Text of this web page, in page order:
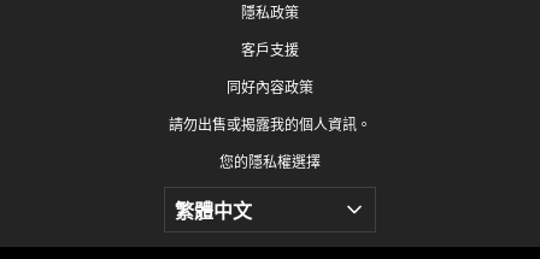
隱私政策
客戶支援
同好內容政策
請勿出售或揭露我的個人資訊。
您的隱私權選擇